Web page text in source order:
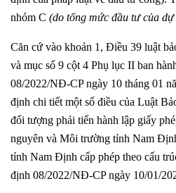
nhóm C (do tổng mức đầu tư của
Căn cứ vào khoản 1, Điều 39 luật
và mục số 9 cột 4 Phụ lục II ban
08/2022/NĐ-CP ngày 10 tháng 01
định chi tiết một số điều của Luật
đối tượng phải tiến hành lập giấy
nguyên và Môi trường tỉnh Nam
tỉnh Nam Định cấp phép theo cấu
định 08/2022/NĐ-CP ngày 10/01/